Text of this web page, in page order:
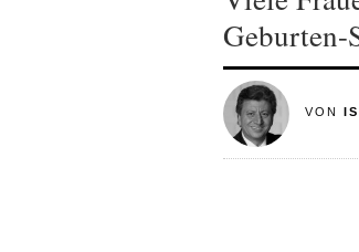
Geburten-
VON